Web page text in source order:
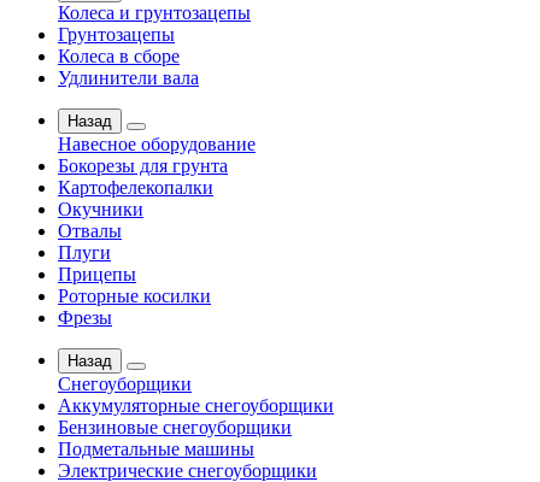
Колеса и грунтозацепы
Грунтозацепы
Колеса в сборе
Удлинители вала
Назад
Навесное оборудование
Бокорезы для грунта
Картофелекопалки
Окучники
Отвалы
Плуги
Прицепы
Роторные косилки
Фрезы
Назад
Снегоуборщики
Аккумуляторные снегоуборщики
Бензиновые снегоуборщики
Подметальные машины
Электрические снегоуборщики